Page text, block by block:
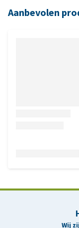
Aanbevolen
Wij